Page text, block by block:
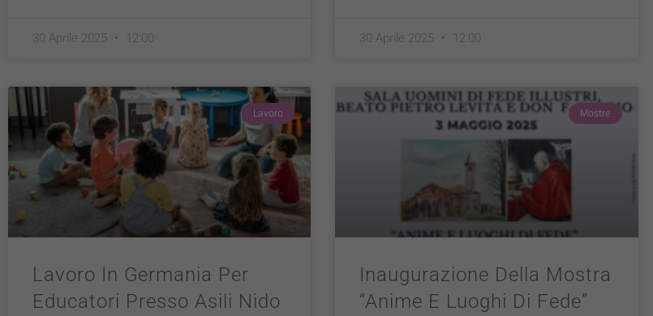
30 Aprile 2025 12:00 30 Aprile 2025 12:00
Lavoro
Lavoro In Germania Per
Educatori Presso Asili Nido
Mostre
Inaugurazione Della Mostra
“Anime E Luoghi Di Fede”